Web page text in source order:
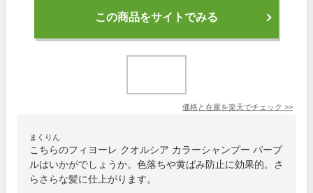
この商品をサイトでみる
価格と在庫を楽天でチェック >>
まくりん
こちらのフィヨーレ クオルシア カラーシャンプー パープ
ルはいかがでしょうか。色落ちや黄ばみ防止に効果的。さ
らさらな髪に仕上がります。